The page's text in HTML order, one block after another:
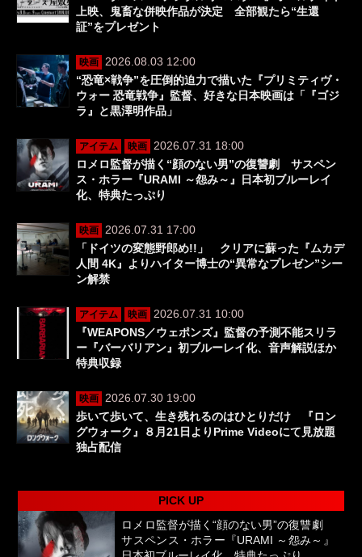
上映、鬼畜な併映作品が決定 全部観たら“生還
証”をプレゼント
映画
2026.08.03 12:00
“恐竜×戦争”を圧倒的迫力で描いた『プリミティヴ・
ウォー 恐竜戦争』監督、好きな日本映画は「『ゴジ
ラ』と黒澤明作品」
アイテム 映画
2026.07.31 18:00
ロメロ監督が描く“顔のない男”の復讐劇 サスペン
ス・ホラー『URAMI ～怨み～』日本初ブルーレイ
化、特典たっぷり
映画
2026.07.31 17:00
「ドイツの変態野郎め!!」 クリアに蘇った『ムカデ
人間 4K』よりハイター博士の“異常なプレゼン”シー
ン解禁
アイテム 映画
2026.07.31 10:00
『WEAPONS／ウェポンズ』監督の予測不能スリラ
ー『バーバリアン』初ブルーレイ化、音声解説ほか
特典収録
映画
2026.07.30 19:00
歩いて歩いて、生き残れるのはひとりだけ 『ロン
グウォーク』８月21日よりPrime Videoにて見放題
独占配信
PICK UP
ロメロ監督が描く“顔のない男”の復讐劇
サスペンス・ホラー『URAMI ～怨み～』